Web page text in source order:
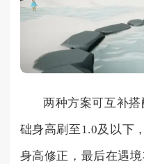
两种方案可互补
础身高刷至1.0及以下
身高修正，最后在遇